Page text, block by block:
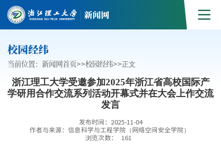
校园经纬
当前位置： 新闻网首页>>校园经纬>>正文
浙江理工大学受邀参加2025年浙江省高校国际产
学研用合作交流系列活动开幕式并在大会上作交流
发言
发布时间：2025-11-04
作者与来源：信息科学与工程学院（网络空间安全学院）
浏览次数：
161